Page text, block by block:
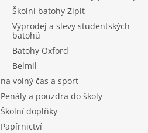
Školní batohy Zipit
Výprodej a slevy studentských
batohů
Batohy Oxford
Belmil
na volný čas a sport
Penály a pouzdra do školy
Školní doplňky
Papírnictví